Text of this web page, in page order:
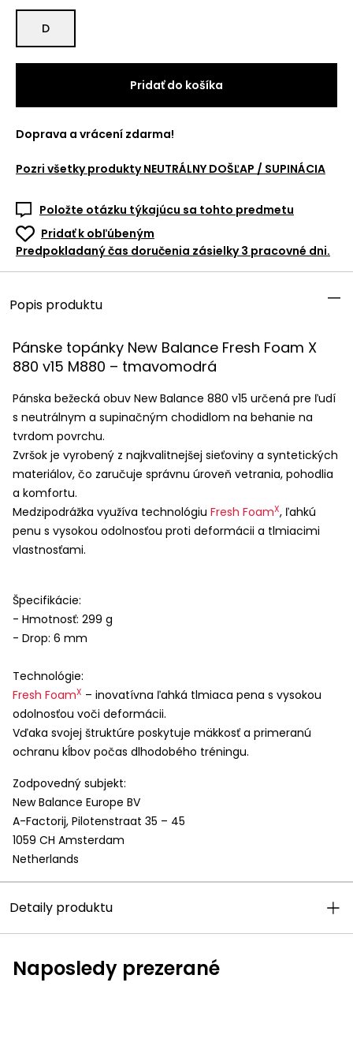
D
Pridať do košíka
Doprava a vrácení zdarma!
Pozri všetky produkty NEUTRÁLNY DOŠĽAP / SUPINÁCIA
Položte otázku týkajúcu sa tohto predmetu
Pridať k obľúbeným
Predpokladaný čas doručenia zásielky 3 pracovné dni.
Popis produktu
Pánske topánky New Balance Fresh Foam X
880 v15 M880 – tmavomodrá
Pánska bežecká obuv New Balance 880 v15 určená pre ľudí
s neutrálnym a supinačným chodidlom na behanie na
tvrdom povrchu.
Zvršok je vyrobený z najkvalitnejšej sieťoviny a syntetických
materiálov, čo zaručuje správnu úroveň vetrania, pohodlia
a komfortu.
Medzipodrážka využíva technológiu Fresh FoamX, ľahkú
penu s vysokou odolnosťou proti deformácii a tlmiacimi
vlastnosťami.
Špecifikácie:
- Hmotnosť: 299 g
- Drop: 6 mm
Technológie:
Fresh FoamX – inovatívna ľahká tlmiaca pena s vysokou
odolnosťou voči deformácii.
Vďaka svojej štruktúre poskytuje mäkkosť a primeranú
ochranu kĺbov počas dlhodobého tréningu.
Zodpovedný subjekt:
New Balance Europe BV
A-Factorij, Pilotenstraat 35 – 45
1059 CH Amsterdam
Netherlands
Detaily produktu
Naposledy prezerané